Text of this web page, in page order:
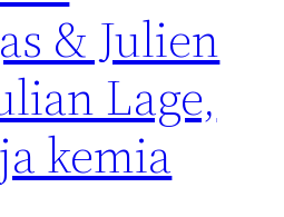
& Julien
Lage,
kemia